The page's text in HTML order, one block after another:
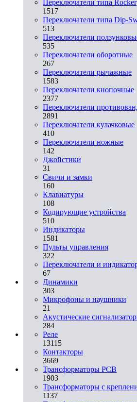
Переключатели типа Rocker
1517
Переключатели типа Dip-
513
Переключатели
535
Переключатели оборотные
267
Переключатели рычажные
1583
Переключатели кнопочные
2377
Переключатели
2891
Переключатели кулачковые
410
Переключатели ножные
142
Джойстики
31
Свичи и замки
160
Клавиатуры
108
Кодирующие устройства
510
Индикаторы
1581
Пульты управления
322
Переключатели и
67
Динамики
303
Микрофоны и наушники
21
Акустические
284
Реле
13115
Контакторы
3669
Трансформаторы PCB
1903
Трансформаторы с
1137